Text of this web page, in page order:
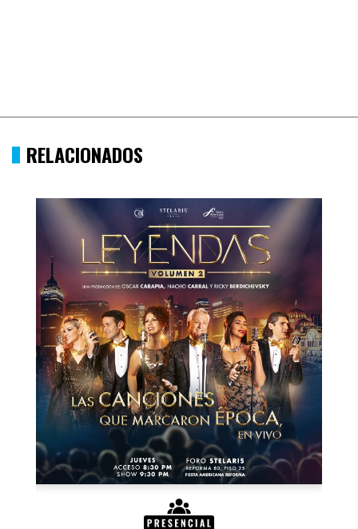
RELACIONADOS